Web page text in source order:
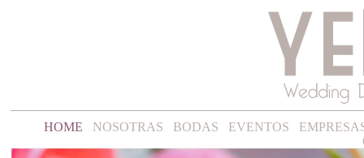
HOME NOSOTRAS BODAS EVENTOS